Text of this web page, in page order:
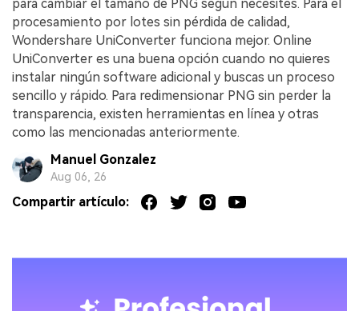
para cambiar el tamaño de PNG según necesites. Para el
procesamiento por lotes sin pérdida de calidad,
Wondershare UniConverter funciona mejor. Online
UniConverter es una buena opción cuando no quieres
instalar ningún software adicional y buscas un proceso
sencillo y rápido. Para redimensionar PNG sin perder la
transparencia, existen herramientas en línea y otras
como las mencionadas anteriormente.
Manuel Gonzalez
Aug 06, 26
Compartir artículo: